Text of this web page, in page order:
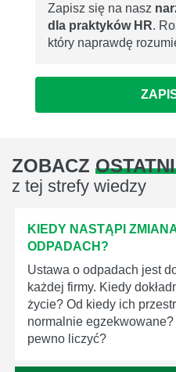
Zapisz się na nasz
dla praktyków HR.
który naprawdę
ZOBACZ
z tej strefy wiedzy
KIEDY NASTĄPI
ODPADACH?
Ustawa o odpadach jest
każdej firmy. Kiedy
życie? Od kiedy ich
normalnie
pewno liczyć?